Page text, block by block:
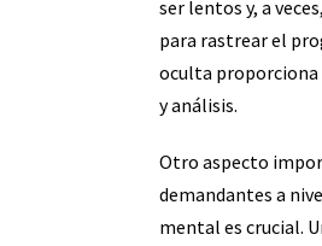
ser lentos y, a
para rastrear el
oculta proporciona
y análisis.
Otro aspecto
demandantes a
mental es crucial.